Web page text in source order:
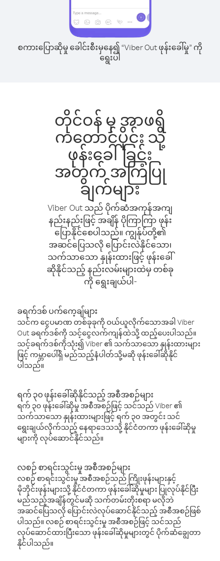
စကားပြောဆိုမှု ခေါင်းစီးမှနေ၍ “Viber Out ဖုန်းခေါ်မှု” ကို
ရွေးပါ
တိုင်ဝန် မှ အာဖရိ
ကတောင်ပိုင်း သို့
ဖုန်းခေါ်ခြင်း
အတွက် အကြံပြု
ချက်များ
Viber Out သည် ပိုက်ဆံအကုန်အကျ
နည်းနည်းဖြင့် အချိန် ပိုကြာကြာ ဖုန်း
ပြောနိုင်စေပါသည်။ ကျွန်ုပ်တို့၏
အဆင်ပြေသလို ပြောင်းလဲနိုင်သော၊
သက်သာသော နှုန်းထားဖြင့် ဖုန်းခေါ်
ဆိုနိုင်သည့် နည်းလမ်းများထဲမှ တစ်ခု
ကို ရွေးချယ်ပါ-
ခရက်ဒစ် ပက်ကေ့ချ်များ
သင်က ငွေပမာဏ တစ်ခုခုကို ဝယ်ယူလိုက်သောအခါ Viber
Out ခရက်ဒစ်ကို သင့်ငွေလက်ကျန်ထဲသို့ ထည့်ပေးပါသည်။
သင့်ခရက်ဒစ်ကိုသုံး၍ Viber ၏ သက်သာသော နှုန်းထားများ
ဖြင့် ကမ္ဘာပေါ်ရှိ မည်သည့်နံပါတ်သို့မဆို ဖုန်းခေါ်ဆိုနိုင်
ပါသည်။
ရက် ၃၀ ဖုန်းခေါ်ဆိုနိုင်သည့် အစီအစဉ်များ
ရက် ၃၀ ဖုန်းခေါ်ဆိုမှု အစီအစဉ်ဖြင့် သင်သည် Viber ၏
သက်သာသော နှုန်းထားများဖြင့် ရက် ၃၀ အတွင်း သင်
ရွေးချယ်လိုက်သည့် နေရာဒေသသို့ နိုင်ငံတကာ ဖုန်းခေါ်ဆိုမှု
များကို လုပ်ဆောင်နိုင်သည်။
လစဉ် စာရင်းသွင်းမှု အစီအစဉ်များ
လစဉ် စာရင်းသွင်းမှု အစီအစဉ်သည် ကြိုးဖုန်းများနှင့်
မိုဘိုင်းဖုန်းများသို့ နိုင်ငံတကာ ဖုန်းခေါ်ဆိုမှုများ ပြုလုပ်နိုင်ပြီး
မည်သည့်အချိန်တွင်မဆို သက်တမ်းတိုးစရာ မလိုဘဲ
အဆင်ပြေသလို ပြောင်းလဲလုပ်ဆောင်နိုင်သည့် အစီအစဉ်ဖြစ်
ပါသည်။ လစဉ် စာရင်းသွင်းမှု အစီအစဉ်ဖြင့် သင်သည်
လုပ်ဆောင်ထားပြီးသော ဖုန်းခေါ်ဆိုမှုများတွင် ပိုက်ဆံချွေတာ
နိုင်ပါသည်။